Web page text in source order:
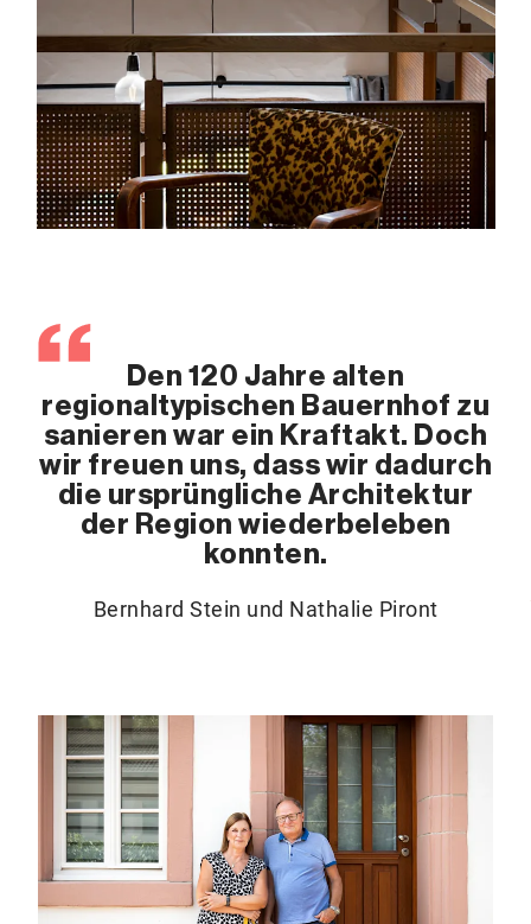
Den 120 Jahre alten
regionaltypischen Bauernhof zu
sanieren war ein Kraftakt. Doch
wir freuen uns, dass wir dadurch
die ursprüngliche Architektur
der Region wiederbeleben
konnten.
Bernhard Stein und Nathalie Piront